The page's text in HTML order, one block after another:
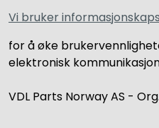
Vi bruker
for å øke
elektronisk
VDL Parts Norway AS -